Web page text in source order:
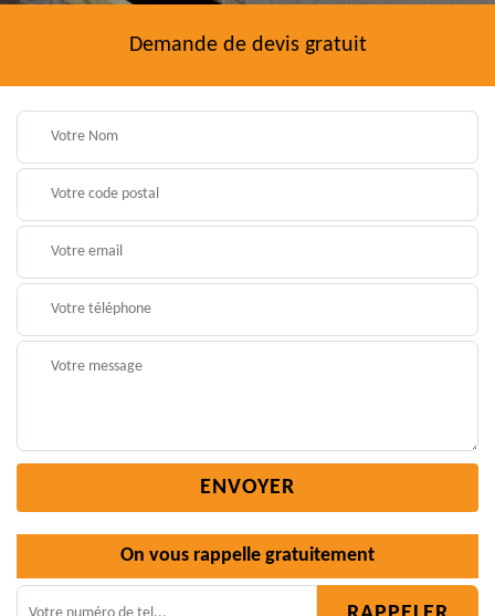
Demande de devis gratuit
On vous rappelle gratuitement